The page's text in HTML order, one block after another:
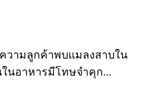
ความลูกค้าพบแมลงสาบใน
นอาหารมีโทษจำคุก...